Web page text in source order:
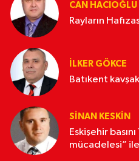
CAN HACIOĞLU
Rayların
İLKER GÖKCE
Batıkent
SINAN KESKIN
Eskişehir
mücadelesi” ile